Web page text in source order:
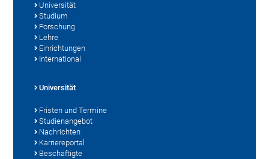
Universität
Studium
Forschung
Lehre
Einrichtungen
International
Universität
Fristen und Termine
Studienangebot
Nachrichten
Karriereportal
Beschäftigte